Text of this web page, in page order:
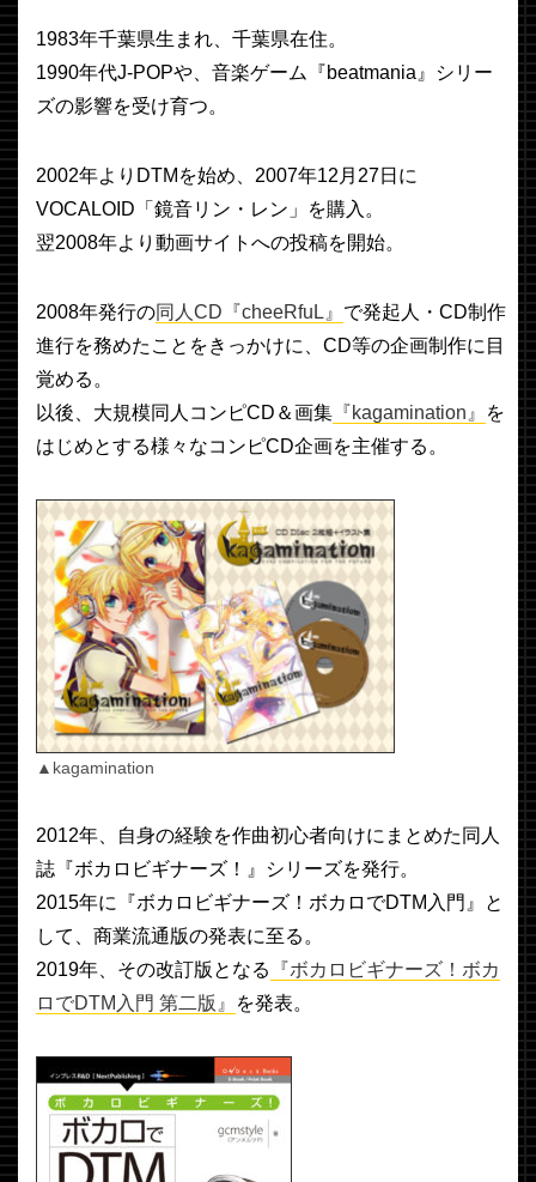
1983年千葉県生まれ、千葉県在住。
1990年代J-POPや、音楽ゲーム『beatmania』シリー
ズの影響を受け育つ。
2002年よりDTMを始め、2007年12月27日に
VOCALOID「鏡音リン・レン」を購入。
翌2008年より動画サイトへの投稿を開始。
2008年発行の同人CD『cheeRfuL』 で発起人・CD制作
進行を務めたことをきっかけに、CD等の企画制作に目
覚める。
以後、大規模同人コンピCD＆画集 『kagamination』
を
はじめとする様々なコンピCD企画を主催する。
▲kagamination
2012年、自身の経験を作曲初心者向けにまとめた同人
誌『ボカロビギナーズ！』シリーズを発行。
2015年に『ボカロビギナーズ！ボカロでDTM入門』と
して、商業流通版の発表に至る。
2019年、その改訂版となる
『ボカロビギナーズ！ボカ
ロでDTM入門 第二版』
を発表。